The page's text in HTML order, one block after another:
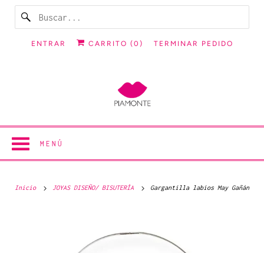
ENTRAR CARRITO ( 0 ) TERMINAR PEDIDO
MENÚ
Inicio JOYAS DISEÑO/ BISUTERÍA Gargantilla labios May Gañán